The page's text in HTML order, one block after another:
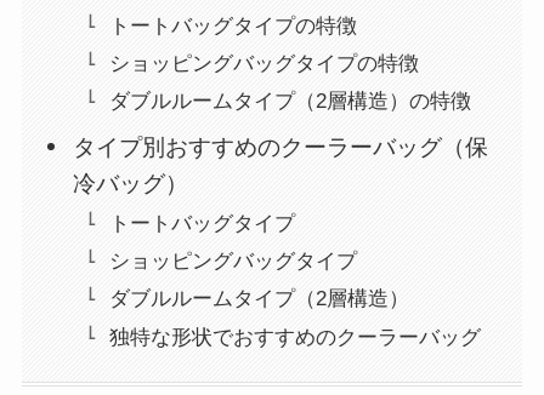
トートバッグタイプの特徴
ショッピングバッグタイプの特徴
ダブルルームタイプ（2層構造）の特徴
タイプ別おすすめのクーラーバッグ（保
冷バッグ）
トートバッグタイプ
ショッピングバッグタイプ
ダブルルームタイプ（2層構造）
独特な形状でおすすめのクーラーバッグ